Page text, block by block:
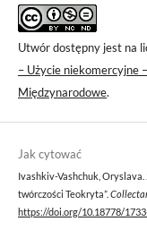
Utwór dostępny jest na
– Użycie niekomercyjne
Międzynarodowe.
Jak cytować
Ivashkiv-Vashchuk,
twórczości Teokryta”.
https://doi.org/10.18778/